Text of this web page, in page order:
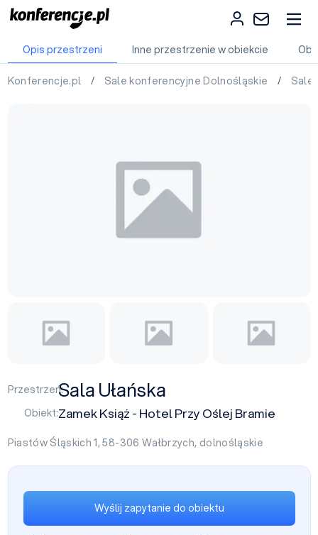
Opis przestrzeni Inne przestrzenie w obiekcie
Konferencje.pl / Sale konferencyjne Dolnośląskie / Sale
Przestrzeń:Sala Ułańska
Obiekt:Zamek Książ - Hotel Przy Oślej Bramie
Piastów Śląskich 1, 58-306 Wałbrzych, dolnośląskie
Wyślij zapytanie do obiektu